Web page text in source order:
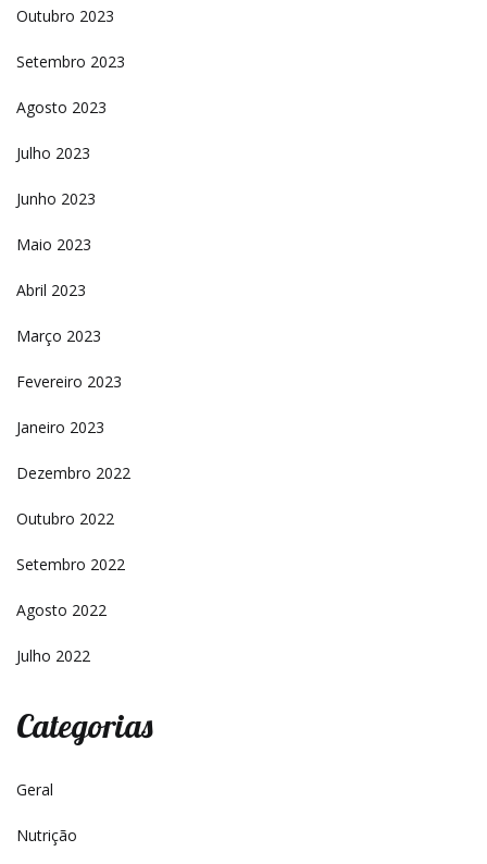
Outubro 2023
Setembro 2023
Agosto 2023
Julho 2023
Junho 2023
Maio 2023
Abril 2023
Março 2023
Fevereiro 2023
Janeiro 2023
Dezembro 2022
Outubro 2022
Setembro 2022
Agosto 2022
Julho 2022
Categorias
Geral
Nutrição